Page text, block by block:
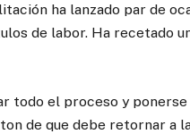
ha lanzado par de
de labor. Ha recetado
todo el proceso y
de que debe retornar a